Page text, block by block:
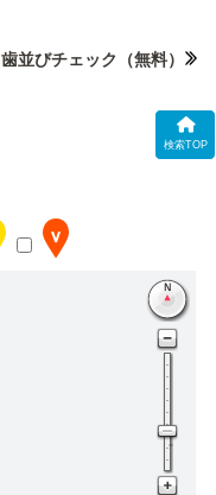
検索TOP
歯並びチェック （無料）